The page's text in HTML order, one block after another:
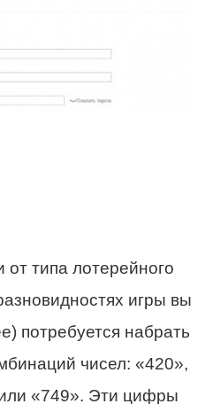
от типа лотерейного
игры вы
потребуется набрать
чисел: «420»,
«749». Эти цифры